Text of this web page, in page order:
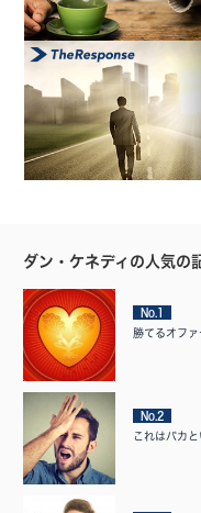
ダン・ケネディの人気の
No.1
勝てるオファ
No.2
これはバカ